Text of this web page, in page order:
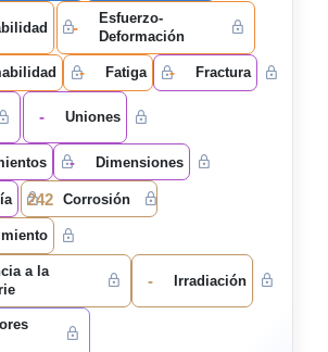
-
Esfuerzo-
Deformación
- Fatiga - Fractura
- Uniones
- Dimensiones
242 Corrosión
a la
- Irradiación